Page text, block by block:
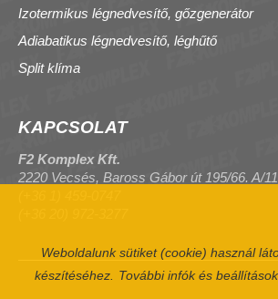
Weboldalunk sütiket (cookie) használ
készítéséhez.
További infók és beállítások
Izotermikus légnedvesítő, gőzgenerátor
Adiabatikus légnedvesítő, léghűtő
Split klíma
KAPCSOLAT
F2 Komplex Kft.
2220 Vecsés, Baross Gábor út 195/66. A/